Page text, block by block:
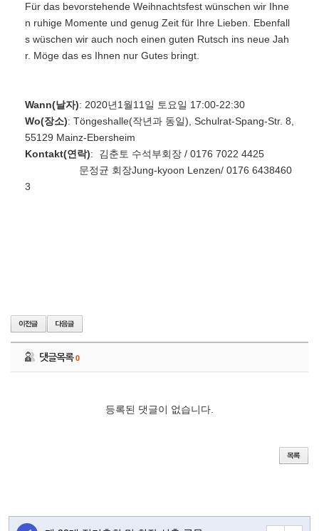
Für das bevorstehende Weihnachtsfest wünschen wir Ihne
n ruhige Momente und genug Zeit für Ihre Lieben. Ebenfall
s wüschen wir auch noch einen guten Rutsch ins neue Jah
r. Möge das es Ihnen nur Gutes bringt.
Wann(날자): 2020년1월11일 토요일 17:00-22:30
Wo(장소): Töngeshalle(작년과 동일), Schulrat-Spang-Str. 8,
55129 Mainz-Ebersheim
Kontakt(연락): 김춘토 수석부회장 / 0176 7022 4425
문정균 회장Jung-kyoon Lenzen/ 0176 6438460
3
댓글목록0
등록된 댓글이 없습니다.